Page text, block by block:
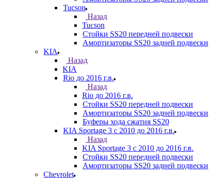
Tucson
Назад
Tucson
Стойки SS20 передней подвески
Амортизаторы SS20 задней подвески
KIA
Назад
KIA
Rio до 2016 г.в.
Назад
Rio до 2016 г.в.
Стойки SS20 передней подвески
Амортизаторы SS20 задней подвески
Буферы хода сжатия SS20
KIA Sportage 3 с 2010 до 2016 г.в.
Назад
KIA Sportage 3 с 2010 до 2016 г.в.
Стойки SS20 передней подвески
Амортизаторы SS20 задней подвески
Chevrolet